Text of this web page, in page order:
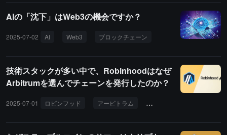
AIの「沈下」はWeb3の機会ですか？
2025-07-02 AI Web3 ブロックチェーン
技術スタックが多い中で、Robinhoodはなぜ
Arbitrumを選んでチェーンを発行したのか？
2025-07-01 ロビンフッド アービトラム レイヤー2